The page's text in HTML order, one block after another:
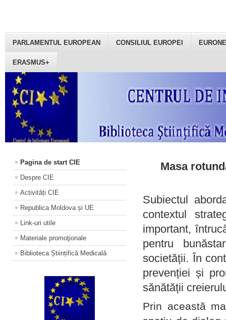
PARLAMENTUL EUROPEAN CONSILIUL EUROPEI
ERASMUS+
Pagina de start CIE
Despre CIE
Activități CIE
Republica Moldova și UE
Link-uri utile
Materiale promoţionale
Biblioteca Științifică Medicală
Masa
Subiectul
contextul
important,
pentru
societății. În
prevenției și
sănătății
Prin această